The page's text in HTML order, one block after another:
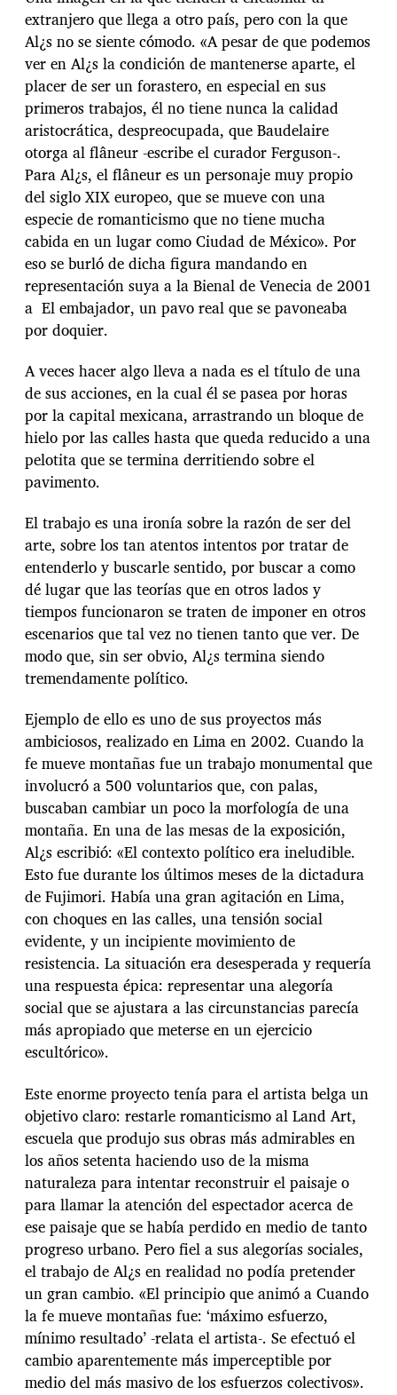
extranjero que llega a otro país, pero con la que
Al¿s no se siente cómodo. «A pesar de que podemos
ver en Al¿s la condición de mantenerse aparte, el
placer de ser un forastero, en especial en sus
primeros trabajos, él no tiene nunca la calidad
aristocrática, despreocupada, que Baudelaire
otorga al flâneur -escribe el curador Ferguson-.
Para Al¿s, el flâneur es un personaje muy propio
del siglo XIX europeo, que se mueve con una
especie de romanticismo que no tiene mucha
cabida en un lugar como Ciudad de México». Por
eso se burló de dicha figura mandando en
representación suya a la Bienal de Venecia de 2001
a El embajador, un pavo real que se pavoneaba
por doquier.
A veces hacer algo lleva a nada es el título de una
de sus acciones, en la cual él se pasea por horas
por la capital mexicana, arrastrando un bloque de
hielo por las calles hasta que queda reducido a una
pelotita que se termina derritiendo sobre el
pavimento.
El trabajo es una ironía sobre la razón de ser del
arte, sobre los tan atentos intentos por tratar de
entenderlo y buscarle sentido, por buscar a como
dé lugar que las teorías que en otros lados y
tiempos funcionaron se traten de imponer en otros
escenarios que tal vez no tienen tanto que ver. De
modo que, sin ser obvio, Al¿s termina siendo
tremendamente político.
Ejemplo de ello es uno de sus proyectos más
ambiciosos, realizado en Lima en 2002. Cuando la
fe mueve montañas fue un trabajo monumental que
involucró a 500 voluntarios que, con palas,
buscaban cambiar un poco la morfología de una
montaña. En una de las mesas de la exposición,
Al¿s escribió: «El contexto político era ineludible.
Esto fue durante los últimos meses de la dictadura
de Fujimori. Había una gran agitación en Lima,
con choques en las calles, una tensión social
evidente, y un incipiente movimiento de
resistencia. La situación era desesperada y requería
una respuesta épica: representar una alegoría
social que se ajustara a las circunstancias parecía
más apropiado que meterse en un ejercicio
escultórico».
Este enorme proyecto tenía para el artista belga un
objetivo claro: restarle romanticismo al Land Art,
escuela que produjo sus obras más admirables en
los años setenta haciendo uso de la misma
naturaleza para intentar reconstruir el paisaje o
para llamar la atención del espectador acerca de
ese paisaje que se había perdido en medio de tanto
progreso urbano. Pero fiel a sus alegorías sociales,
el trabajo de Al¿s en realidad no podía pretender
un gran cambio. «El principio que animó a Cuando
la fe mueve montañas fue: ‘máximo esfuerzo,
mínimo resultado’ -relata el artista-. Se efectuó el
cambio aparentemente más imperceptible por
medio del más masivo de los esfuerzos colectivos».